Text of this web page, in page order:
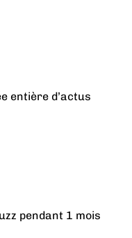
entière d’actus
pendant 1 mois